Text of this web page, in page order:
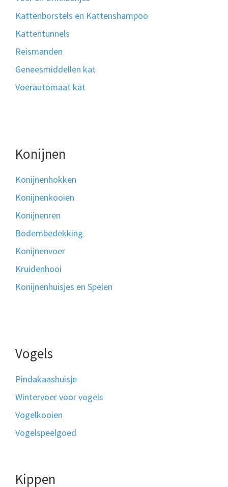
Kattenborstels en Kattenshampoo
Kattentunnels
Reismanden
Geneesmiddellen kat
Voerautomaat kat
Konijnen
Konijnenhokken
Konijnenkooien
Konijnenren
Bodembedekking
Konijnenvoer
Kruidenhooi
Konijnenhuisjes en Spelen
Vogels
Pindakaashuisje
Wintervoer voor vogels
Vogelkooien
Vogelspeelgoed
Kippen